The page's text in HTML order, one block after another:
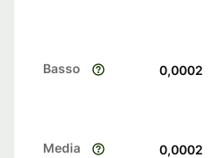
Basso 0,0002
Media 0,0002